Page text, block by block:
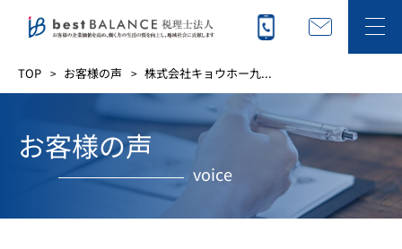
TOP お客様の声 株式会社キョウホー九...
お客様の声
voice